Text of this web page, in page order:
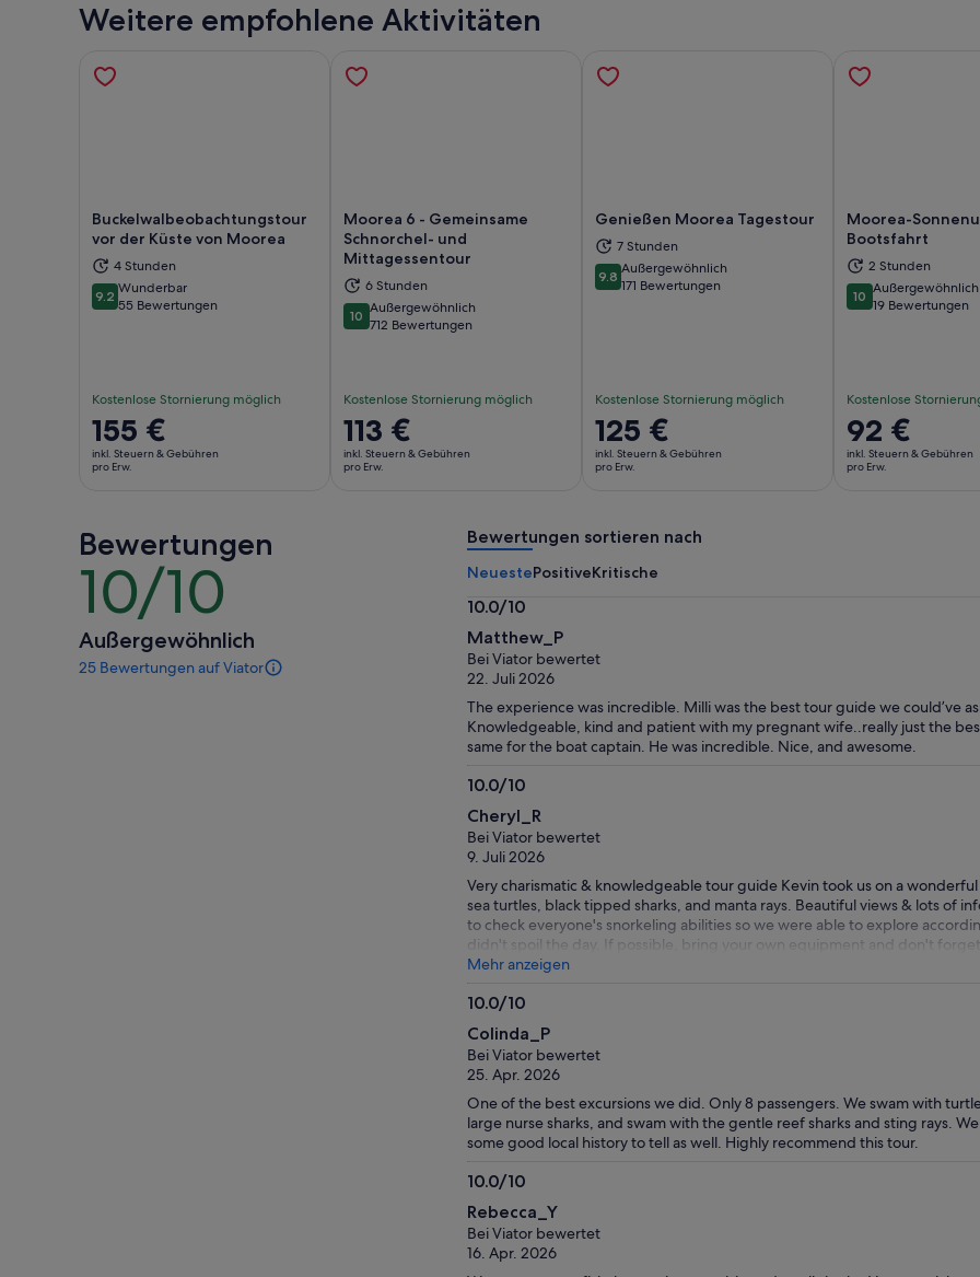
Weitere empfohlene Aktivitäten
Buckelwalbeobachtungstour
vor der Küste von Moorea
4 Stunden
9.29.2 von 10
Wunderbar
55 Bewertungen
Kostenlose Stornierung möglich
Der
Preis
beträgt
Erw.
155 €
inkl. Steuern & Gebühren
pro Erw.
Wird in einem neuen Tab geöffnet
Moorea 6 - Gemeinsame
Schnorchel- und
Mittagessentour
6 Stunden
1010 von 10
Außergewöhnlich
712 Bewertungen
Kostenlose Stornierung möglich
Der
Preis
beträgt
113 €
inkl. Steuern & Gebühren
pro Erw.
Wird in einem neuen Tab geöffnet
Genießen Moorea Tagestour
7 Stunden
9.89.8 von 10
Außergewöhnlich
171 Bewertungen
Kostenlose Stornierung möglich
Der
Preis
beträgt
Erw.
125 €
inkl. Steuern & Gebühren
pro Erw.
Wird in einem neuen Tab
Moorea-
Bootsfahrt
2 Stunden
1010 von 10
Außergewöhnlich
19 Bewertungen
Kostenlose
Der
Preis
beträgt
92 €
inkl. Steuern & Gebühren
pro Erw.
Bewertungen
10/10
10
von
10
Außergewöhnlich
25 Bewertungen auf Viator
25
Bewertungen sortieren nach
NeuestePositiveKritische
10.0/10
10.0
von
10
Matthew_P
Bei Viator bewertet
22. Juli 2026
The experience was incredible. Milli was the best tour guide we could’ve
Knowledgeable, kind and patient with my pregnant wife..really just the
same for the boat captain. He was incredible. Nice, and awesome.
10.0/10
10.0
von
10
Cheryl_R
Bei Viator bewertet
9. Juli 2026
Very charismatic & knowledgeable tour guide Kevin took us on a
sea turtles, black tipped sharks, and manta rays. Beautiful views & lots of
to check everyone's snorkeling abilities so we were able to explore
didn't spoil the day. If possible, bring your own equipment and don't forget
Mehr anzeigen
10.0/10
10.0
von
10
Colinda_P
Bei Viator bewertet
25. Apr. 2026
One of the best excursions we did. Only 8 passengers. We swam with
large nurse sharks, and swam with the gentle reef sharks and sting rays.
some good local history to tell as well. Highly recommend this tour.
10.0/10
10.0
von
10
Rebecca_Y
Bei Viator bewertet
16. Apr. 2026